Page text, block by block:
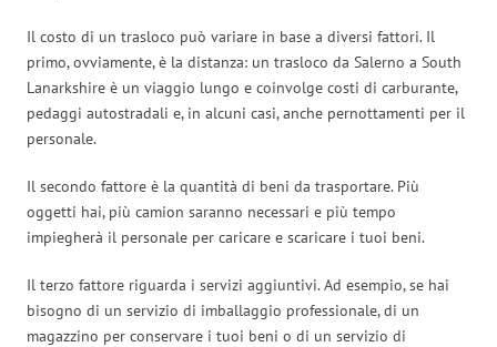
Il costo di un trasloco può variare in base a diversi fattori. Il
primo, ovviamente, è la distanza: un trasloco da Salerno a South
Lanarkshire è un viaggio lungo e coinvolge costi di carburante,
pedaggi autostradali e, in alcuni casi, anche pernottamenti per il
personale.
Il secondo fattore è la quantità di beni da trasportare. Più
oggetti hai, più camion saranno necessari e più tempo
impiegherà il personale per caricare e scaricare i tuoi beni.
Il terzo fattore riguarda i servizi aggiuntivi. Ad esempio, se hai
bisogno di un servizio di imballaggio professionale, di un
magazzino per conservare i tuoi beni o di un servizio di